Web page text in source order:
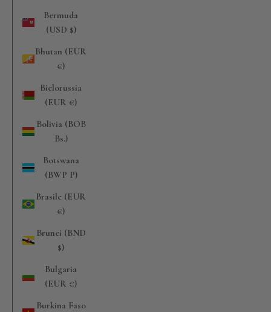
Bermuda
(USD $)
Bhutan (EUR
€)
Bielorussia
(EUR €)
Bolivia (BOB
Bs.)
Botswana
(BWP P)
Brasile (EUR
€)
Brunei (BND
$)
Bulgaria
(EUR €)
Burkina Faso